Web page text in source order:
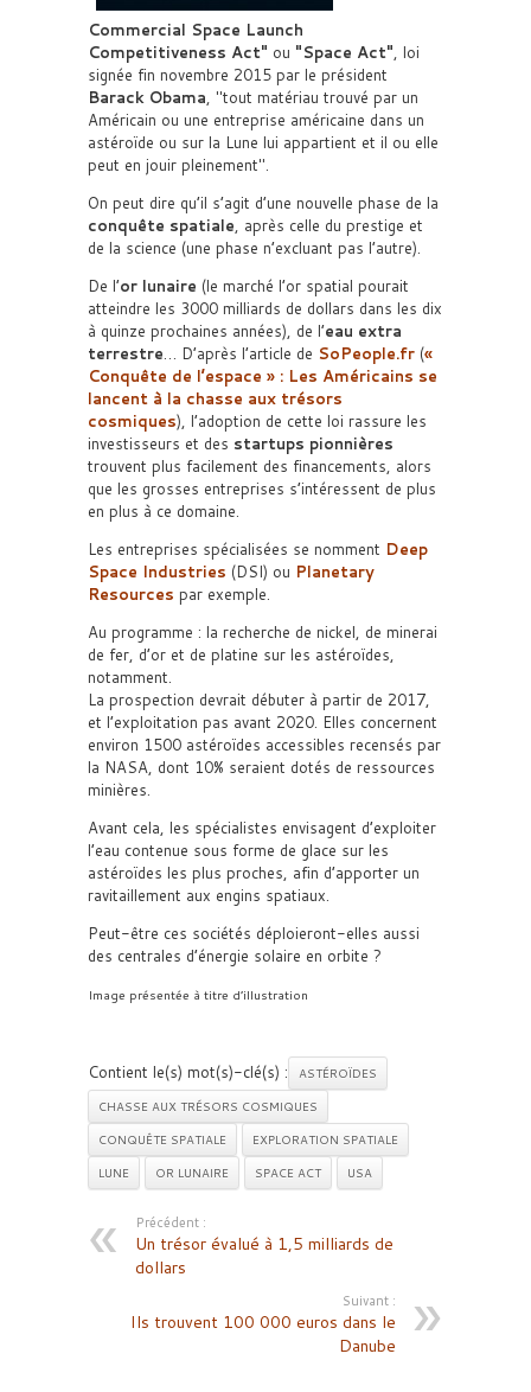
Commercial Space Launch
Competitiveness Act
ou Space Act , loi
signée fin novembre 2015 par le président
Barack Obama,
tout matériau trouvé par un
Américain ou une entreprise américaine dans un
astéroïde ou sur la Lune lui appartient et il ou elle
peut en jouir pleinement .
On peut dire qu’il s’agit d’une nouvelle phase de la
conquête spatiale, après celle du prestige et
de la science (une phase n’excluant pas l’autre).
De l’or lunaire (le marché l’or spatial pourait
atteindre les 3000 milliards de dollars dans les dix
à quinze prochaines années), de l’eau extra
terrestre… D’après l’article de SoPeople.fr («
Conquête de l’espace » : Les Américains se
lancent à la chasse aux trésors
cosmiques), l’adoption de cette loi rassure les
investisseurs et des startups pionnières
trouvent plus facilement des financements, alors
que les grosses entreprises s’intéressent de plus
en plus à ce domaine.
Les entreprises spécialisées se nomment Deep
Space Industries (DSI) ou Planetary
Resources par exemple.
Au programme : la recherche de nickel, de minerai
de fer, d’or et de platine sur les astéroïdes,
notamment.
La prospection devrait débuter à partir de 2017,
et l’exploitation pas avant 2020. Elles concernent
environ 1500 astéroïdes accessibles recensés par
la NASA, dont 10% seraient dotés de ressources
minières.
Avant cela, les spécialistes envisagent d’exploiter
l’eau contenue sous forme de glace sur les
astéroïdes les plus proches, afin d’apporter un
ravitaillement aux engins spatiaux.
Peut-être ces sociétés déploieront-elles aussi
des centrales d’énergie solaire en orbite ?
Image présentée à titre d’illustration
Contient le(s) mot(s)-clé(s) :
ASTÉROÏDES
CHASSE AUX TRÉSORS COSMIQUES
CONQUÊTE SPATIALE
EXPLORATION SPATIALE
LUNE
OR LUNAIRE SPACE ACT USA
Précédent :
Un trésor évalué à 1,5 milliards de
dollars
Suivant :
Ils trouvent 100 000 euros dans le
Danube